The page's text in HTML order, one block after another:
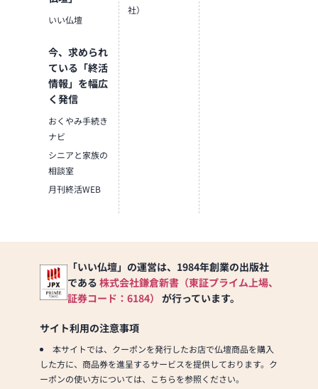
いい仏壇
今、求められ
ている「終活
情報」を幅広
く発信
おくやみ手続き
ナビ
シニアと家族の
相談室
月刊終活WEB
社）
「いい仏壇」の運営は、1984年創業の出版社
である 株式会社鎌倉新書（東証プライム上場、
証券コード：6184） が行っています。
サイト利用の注意事項
本サイトでは、クーポンを発行したお店で仏壇商品を購入
した方に、商品券を進呈するサービスを提供しております。ク
ーポンの使い方については、こちらを参照ください。